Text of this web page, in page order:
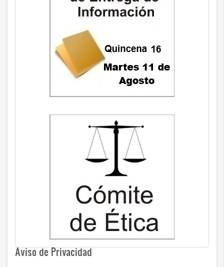
Aviso de Privacidad